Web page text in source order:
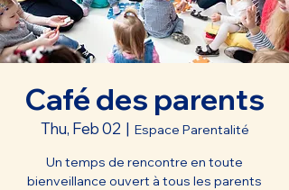
Café des parents
Thu, Feb 02
  |
Espace Parentalité
Un temps de rencontre en toute
bienveillance ouvert à tous les parents